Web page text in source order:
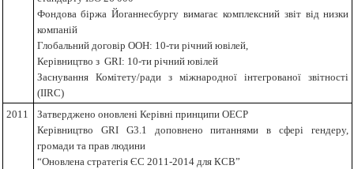
Фондова біржа Йоганнесбургу вимагає комплексний звіт від низки
компаній
Глобальний договір ООН: 10-ти річний ювілей,
Керівництво з GRI: 10-ти річний ювілей
Заснування Комітету/ради з міжнародної інтегрованої звітності
(IIRC)
2011
Затверджено оновлені Керівні принципи ОЕСР
Керівництво GRI G3.1 доповнено питаннями в сфері гендеру,
громади та прав людини
“Оновлена стратегія ЄС 2011-2014 для КСВ”